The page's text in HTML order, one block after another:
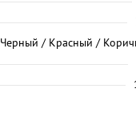
Черный / Красный /